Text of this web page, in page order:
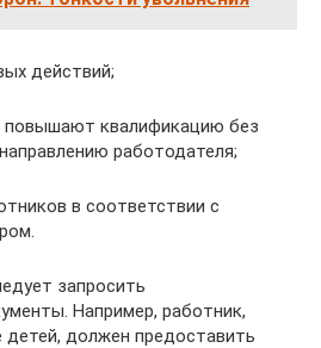
действий;
повышают квалификацию без
работодателя;
в соответствии с
запросить
Например, работник,
должен предоставить